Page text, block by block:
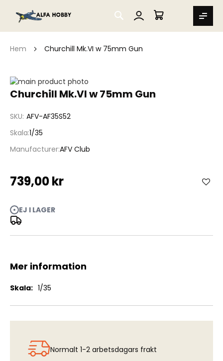
SEARCH
MIN VARUKORG
Hem Churchill Mk.VI w 75mm Gun
Churchill Mk.VI w 75mm Gun
SKU AFV-AF35S52
Skala 1/35
ManufacturerAFV Club
739,00 kr
EJ I LAGER
Hoppa
till
bildgalleriet
Hoppa
av
bildgalleriet
Mer information
Mer
1/35
Normalt 1-2 arbetsdagars frakt